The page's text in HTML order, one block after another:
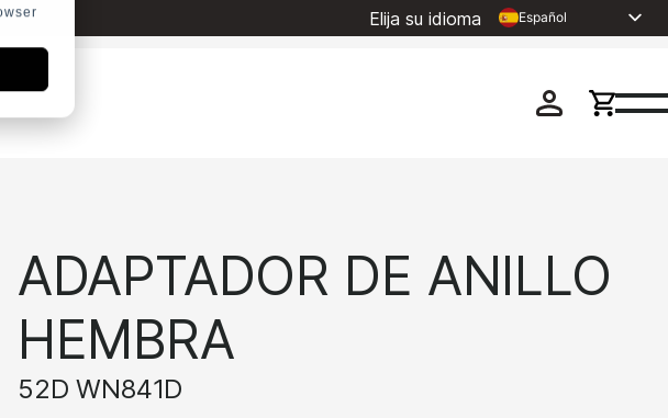
Elija su idioma Español
Nederlands
ADAPTADOR DE ANILLO
HEMBRA
52D WN841D